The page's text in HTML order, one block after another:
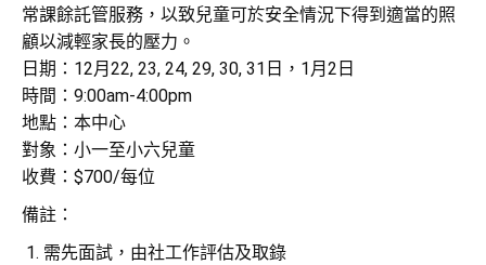
常課餘託管服務，以致兒童可於安全情況下得到適當的照
顧以減輕家長的壓力。
日期：12月22, 23, 24, 29, 30, 31日，1月2日
時間：9:00am-4:00pm
地點：本中心
對象：小一至小六兒童
收費：$700/每位
備註：
需先面試，由社工作評估及取錄